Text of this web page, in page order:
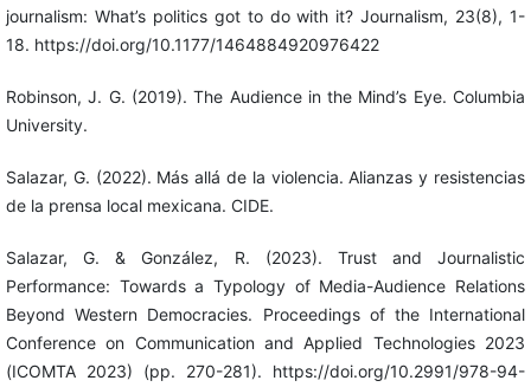
journalism: What’s politics got to do with it? Journalism, 23(8), 1-
18. https://doi.org/10.1177/1464884920976422
Robinson, J. G. (2019). The Audience in the Mind’s Eye. Columbia
University.
Salazar, G. (2022). Más allá de la violencia. Alianzas y resistencias
de la prensa local mexicana. CIDE.
Salazar, G. & González, R. (2023). Trust and Journalistic
Performance: Towards a Typology of Media-Audience Relations
Beyond Western Democracies. Proceedings of the International
Conference on Communication and Applied Technologies 2023
(ICOMTA 2023) (pp. 270-281). https://doi.org/10.2991/978-94-